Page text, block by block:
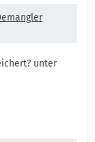
unter